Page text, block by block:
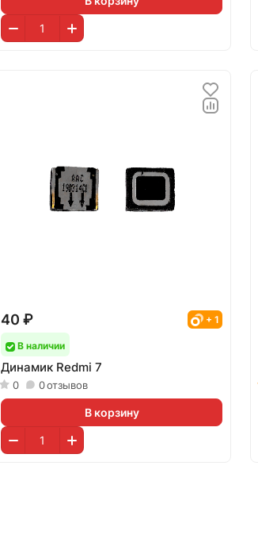
40 ₽ + 1
В наличии
Динамик Redmi 7
0 0отзывов
В корзину